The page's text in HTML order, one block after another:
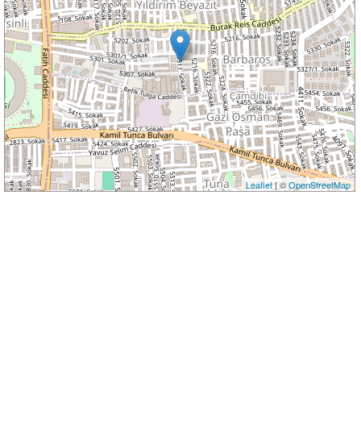
Leaflet| ©OpenStreetMap